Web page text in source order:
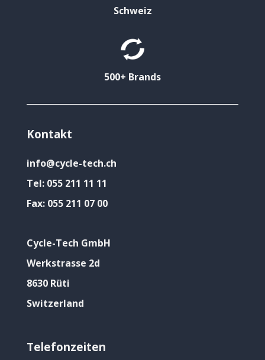
Schweiz
500+ Brands
Kontakt
info@cycle-tech.ch
Tel: 055 211 11 11
Fax: 055 211 07 00
Cycle-Tech GmbH
Werkstrasse 2d
8630 Rüti
Switzerland
Telefonzeiten